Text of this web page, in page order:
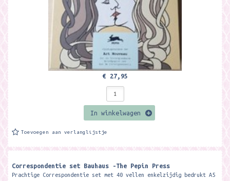
€ 27,95
In winkelwagen
Toevoegen aan verlanglijstje
Correspondentie set Bauhaus -The Pepin Press
Prachtige Correspondentie set met 40 vellen enkelzijdig bedrukt A5